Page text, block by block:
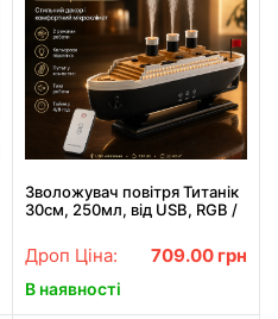
Зволожувач повітря Титанік
30см, 250мл, від USB, RGB /
Дроп Ціна: 709.00 грн
В наявності